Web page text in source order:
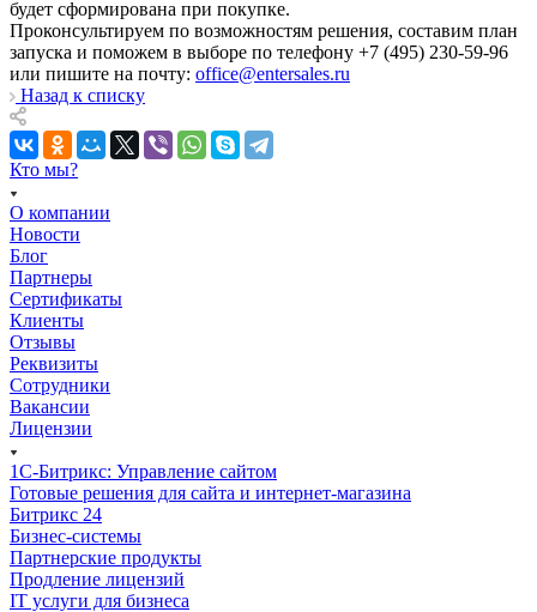
будет сформирована при покупке.
Проконсультируем по возможностям решения, составим план
запуска и поможем в выборе по телефону +7 (495) 230-59-96
или пишите на почту: office@entersales.ru
Назад к списку
Кто мы?
О компании
Новости
Блог
Партнеры
Сертификаты
Клиенты
Отзывы
Реквизиты
Сотрудники
Вакансии
Лицензии
1С-Битрикс: Управление сайтом
Готовые решения для сайта и интернет-магазина
Битрикс 24
Бизнес-системы
Партнерские продукты
Продление лицензий
IT услуги для бизнеса